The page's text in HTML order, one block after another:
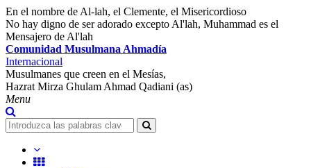
En el nombre de Al-lah, el Clemente, el Misericordioso
No hay digno de ser adorado excepto Al'lah, Muhammad es el
Mensajero de Al'lah
Comunidad Musulmana Ahmadía
Internacional
Musulmanes que creen en el Mesías,
Hazrat Mirza Ghulam Ahmad Qadiani (as)
Menu